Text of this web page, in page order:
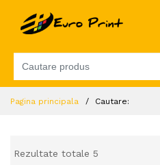
Pagina principala Cautare:
Rezultate totale 5